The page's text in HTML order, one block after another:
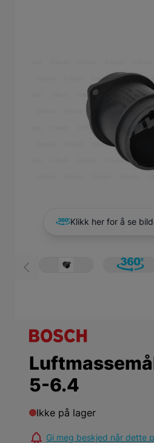
Klikk her for å se
View larger image
View
5-6.4
Ikke på lager
Gi meg beskjed når dette